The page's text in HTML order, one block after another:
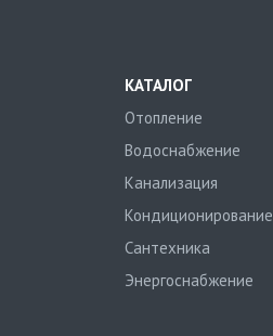
КАТАЛОГ
Отопление
Водоснабжение
Канализация
Кондиционирование
Сантехника
Энергоснабжение